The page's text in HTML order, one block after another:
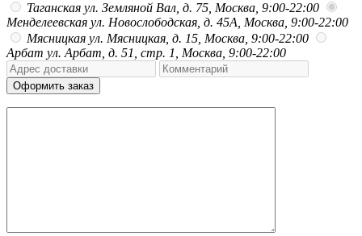
Таганская ул. Земляной Вал, д. 75, Москва, 9:00-22:00
Менделеевская ул. Новослободская, д. 45А, Москва, 9:00-22:00
Мясницкая ул. Мясницкая, д. 15, Москва, 9:00-22:00
Арбат ул. Арбат, д. 51, стр. 1, Москва, 9:00-22:00
Оформить заказ